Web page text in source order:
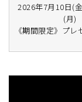
2026年7月10日(
(月)
《期間限定》プ